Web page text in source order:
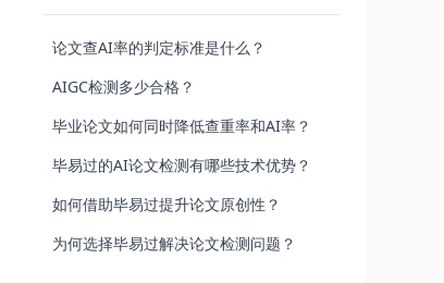
论文查AI率的判定标准是什么？
AIGC检测多少合格？
毕业论文如何同时降低查重率和AI率？
毕易过的AI论文检测有哪些技术优势？
如何借助毕易过提升论文原创性？
为何选择毕易过解决论文检测问题？